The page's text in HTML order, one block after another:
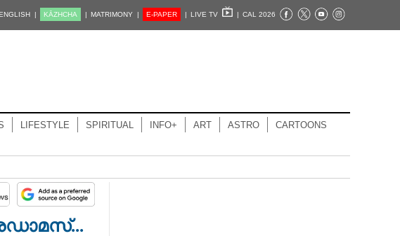
| KĀZHCHA | MATRIMONY | E-PAPER | LIVE TV | CAL 2026
LIFESTYLE SPIRITUAL INFO+ ART ASTRO CARTOONS